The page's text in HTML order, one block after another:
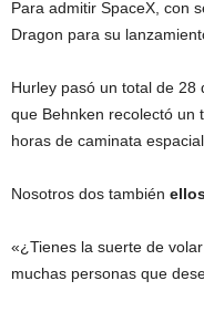
Para admitir SpaceX, con
Dragon para su
Hurley pasó un total de 28
que Behnken recolectó un
horas de caminata espacial.
Nosotros dos también
«¿Tienes la suerte de
muchas personas que